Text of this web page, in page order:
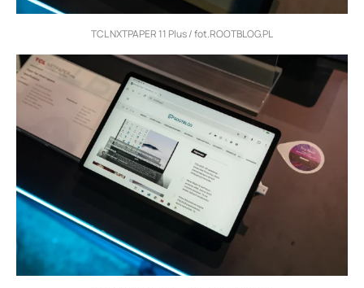
TCL NXTPAPER 11 Plus / fot.ROOTBLOG.PL